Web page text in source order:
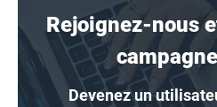
Rejoignez-nous
Devenez un